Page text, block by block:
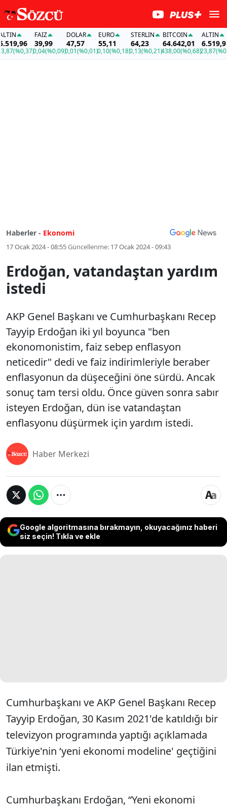
(%0,37)
FAİZ
39,99
0,04(%0,09)
DOLAR
47,57
0,01(%0,01)
EURO
55,11
0,10(%0,18)
STERLIN
64,23
0,13(%0,21)
BITCOIN
64.642,01
438,00(%0,68)
ALTIN
6.519,96
23,87(%0,37)
Haberler - Ekonomi
17 Ocak 2024 - 08:55Güncellenme: 17 Ocak 2024 - 09:43
Erdoğan, vatandaştan yardım
istedi
AKP Genel Başkanı ve Cumhurbaşkanı Recep
Tayyip Erdoğan iki yıl boyunca "ben
ekonomonistim, faiz sebep enflasyon
neticedir" dedi ve faiz indirimleriyle beraber
enflasyonun da düşeceğini öne sürdü. Ancak
sonuç tam tersi oldu. Önce güven sonra sabır
isteyen Erdoğan, dün ise vatandaştan
enflasyonu düşürmek için yardım istedi.
Haber Merkezi
Google algoritmasına bırakmayın, okuyacağınız haberi
siz seçin! Tıkla ve ekle
Cumhurbaşkanı ve AKP Genel Başkanı Recep
Tayyip Erdoğan, 30 Kasım 2021'de katıldığı bir
televizyon programında yaptığı açıklamada
Türkiye'nin ‘yeni ekonomi modeline' geçtiğini
ilan etmişti.
Cumhurbaşkanı Erdoğan, “Yeni ekonomi